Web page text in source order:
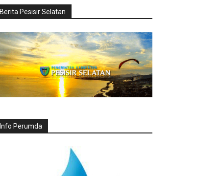
Berita Pesisir Selatan
Info Perumda